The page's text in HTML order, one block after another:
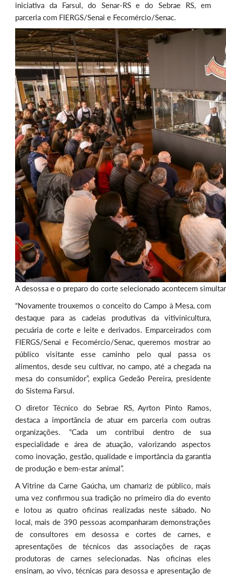
iniciativa da Farsul, do Senar-RS e do Sebrae RS, em
parceria com FIERGS/Senai e Fecomércio/Senac.
A desossa e o preparo do corte selecionado acontecem
“Novamente trouxemos o conceito do Campo à Mesa, com
destaque para as cadeias produtivas da vitivinicultura,
pecuária de corte e leite e derivados. Emparceirados com
FIERGS/Senai e Fecomércio/Senac, queremos mostrar ao
público visitante esse caminho pelo qual passa os
alimentos, desde seu cultivar, no campo, até a chegada na
mesa do consumidor”, explica Gedeão Pereira, presidente
do Sistema Farsul.
O diretor Técnico do Sebrae RS, Ayrton Pinto Ramos,
destaca a importância de atuar em parceria com outras
organizações. “Cada um contribui dentro de sua
especialidade e área de atuação, valorizando aspectos
como inovação, gestão, qualidade e importância da garantia
de produção e bem-estar animal”.
A Vitrine da Carne Gaúcha, um chamariz de público, mais
uma vez confirmou sua tradição no primeiro dia do evento
e lotou as quatro oficinas realizadas neste sábado. No
local, mais de 390 pessoas acompanharam demonstrações
de consultores em desossa e cortes de carnes, e
apresentações de técnicos das associações de raças
produtoras de carnes selecionadas. Nas oficinas eles
ensinam, ao vivo, técnicas para desossa e apresentação de